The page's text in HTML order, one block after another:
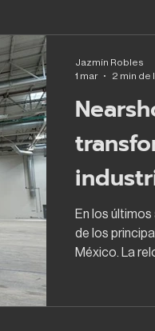
En los
de los
México. La
industriales y
Jazmín Robles
1 mar
2 min de